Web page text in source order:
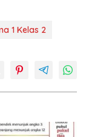
1 Kelas 2